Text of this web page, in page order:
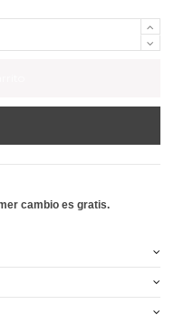
cambio es gratis.